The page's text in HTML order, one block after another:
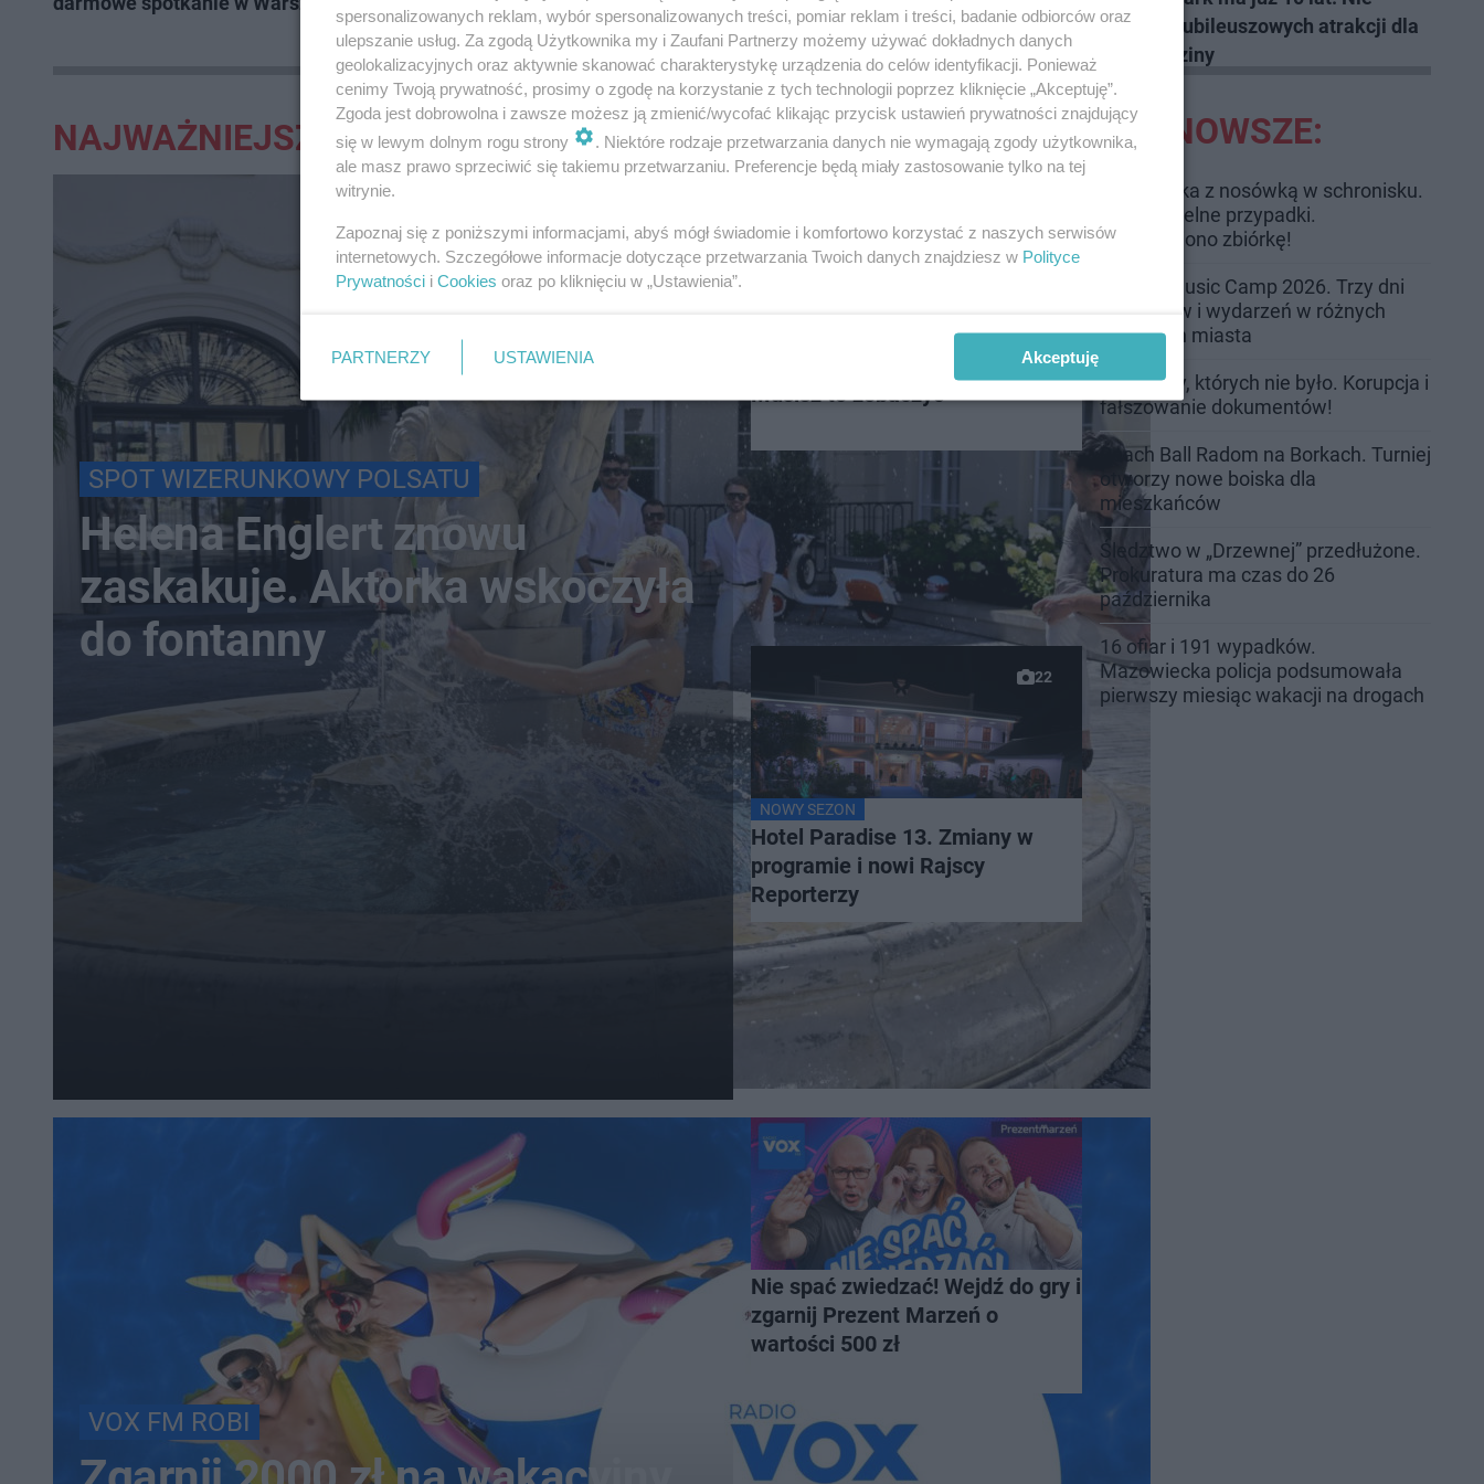
widowiska i kilkadziesiąt atrakcji w
jednym miejscu
Słynny obiekt rozrywkowy wraca do
swoich największych tradycji
przegap jubileuszowych atrakcji dla
całej rodziny
NAJWAŻNIEJSZE:
SPOT WIZERUNKOWY POLSATU
Helena Englert znowu
zaskakuje. Aktorka wskoczyła
do fontanny
VOX FM ROBI
Musisz to zobaczyć
22
NOWY SEZON
Hotel Paradise 13. Zmiany w
programie i nowi Rajscy
Reporterzy
Nie spać zwiedzać! Wejdź do gry i
zgarnij Prezent Marzeń o
wartości 500 zł
NAJNOWSZE:
Trwa walka z nosówką w schronisku.
Są śmiertelne przypadki.
Uruchomiono zbiórkę!
Radom Music Camp 2026. Trzy dni
koncertów i wydarzeń w różnych
częściach miasta
Przeglądy, których nie było. Korupcja i
fałszowanie dokumentów!
Beach Ball Radom na Borkach. Turniej
otworzy nowe boiska dla
mieszkańców
Śledztwo w „Drzewnej” przedłużone.
Prokuratura ma czas do 26
października
16 ofiar i 191 wypadków.
Mazowiecka policja podsumowała
pierwszy miesiąc wakacji na drogach
spersonalizowanych reklam, wybór spersonalizowanych treści, pomiar reklam i treści, badanie odbiorców oraz
ulepszanie usług. Za zgodą Użytkownika my i Zaufani Partnerzy możemy używać dokładnych danych
geolokalizacyjnych oraz aktywnie skanować charakterystykę urządzenia do celów identyfikacji. Ponieważ
cenimy Twoją prywatność, prosimy o zgodę na korzystanie z tych technologii poprzez kliknięcie „Akceptuję”.
Zgoda jest dobrowolna i zawsze możesz ją zmienić/wycofać klikając przycisk ustawień prywatności znajdujący
się w lewym dolnym rogu strony
. Niektóre rodzaje przetwarzania danych nie wymagają zgody użytkownika,
ale masz prawo sprzeciwić się takiemu przetwarzaniu. Preferencje będą miały zastosowanie tylko na tej
witrynie.
Zapoznaj się z poniższymi informacjami, abyś mógł świadomie i komfortowo korzystać z naszych serwisów
internetowych. Szczegółowe informacje dotyczące przetwarzania Twoich danych znajdziesz w Polityce
Prywatności i Cookies oraz po kliknięciu w „Ustawienia”.
PARTNERZY USTAWIENIA Akceptuję